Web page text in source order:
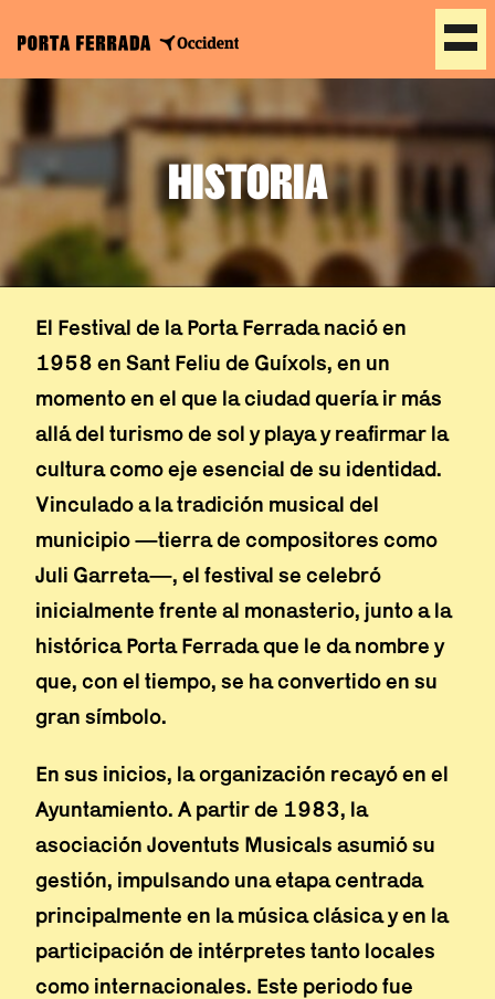
HISTORIA
El Festival de la Porta Ferrada nació en
1958 en Sant Feliu de Guíxols, en un
momento en el que la ciudad quería ir más
allá del turismo de sol y playa y reafirmar la
cultura como eje esencial de su identidad.
Vinculado a la tradición musical del
municipio —tierra de compositores como
Juli Garreta—, el festival se celebró
inicialmente frente al monasterio, junto a la
histórica Porta Ferrada que le da nombre y
que, con el tiempo, se ha convertido en su
gran símbolo.
En sus inicios, la organización recayó en el
Ayuntamiento. A partir de 1983, la
asociación Joventuts Musicals asumió su
gestión, impulsando una etapa centrada
principalmente en la música clásica y en la
participación de intérpretes tanto locales
como internacionales. Este periodo fue